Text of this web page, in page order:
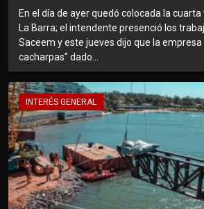
En el día de ayer quedó colocada la
La Barra; el intendente presenció los
Saceem y este jueves dijo que la
cacharpas" dado...
INTERÉS GENERAL